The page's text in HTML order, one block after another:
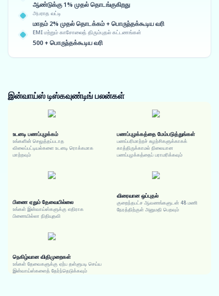
ஆண்டுக்கு 1% முதல் தொடங்குகிறது
அபராத வட்டி
மாதம் 2% முதல் தொடக்கம் + பொருந்தக்கூடிய வரி
EMI மற்றும் காசோலைத் திரும்புதல் கட்டணங்கள்
500 + பொருந்தக்கூடிய வரி
இன்வாய்ஸ் டிஸ்கவுண்டிங்பலன்கள்
உடனடி பணப்புழக்கம்
உங்களின் செலுத்தப்படாத
விலைப்பட்டியல்களை உடனடி ரொக்கமாக
மாற்றவும்
பணப்புழக்கத்தை மேம்படுத்துங்கள்
பணப்பரிமாற்றச் சுழற்சிகளுக்காகக்
காத்திருக்காமல் நிலையான
பணப்புழக்கத்தைப் பராமரிக்கவும்
பிணை ஏதும் தேவையில்லை
உங்கள் இன்வாய்ஸ்களுக்கு எதிராக
பிணையில்லா நிதியுதவி
விரைவான ஒப்புதல்
குறைந்தபட்ச ஆவணங்களுடன் 48 மணி
நேரத்திற்குள் அனுமதி பெறவும்
நெகிழ்வான விதிமுறைகள்
உங்கள் தேவைகளுக்கு ஏற்ப தள்ளுபடி செய்ய
இன்வாய்ஸ்களைத் தேர்ந்தெடுக்கவும்